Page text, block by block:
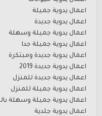
اعمال يدوية جميلة
اعمال يدوية جديدة
اعمال يدوية جميلة وسهلة
اعمال يدوية جميلة جدا
اعمال يدوية جديدة ومبتكرة
اعمال يدوية جديدة 2019
اعمال يدوية جديدة للمنزل
اعمال يدوية جميلة للمنزل
اعمال يدوية جميلة وسهلة
اعمال يدوية جلدية